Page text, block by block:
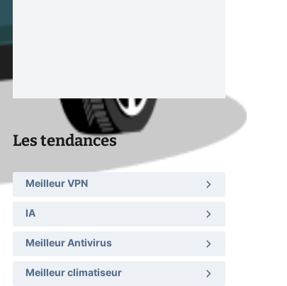
Les tendances
Meilleur VPN
IA
Meilleur Antivirus
Meilleur climatiseur